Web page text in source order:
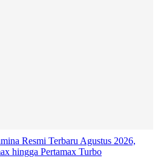
Resmi Terbaru Agustus 2026,
hingga Pertamax Turbo